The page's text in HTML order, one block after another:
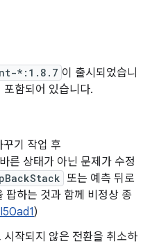
*:1.8.7 이 출시되었습니
포함되어 있습니다.
기 작업 후
른 상태가 아닌 문제가 수정
또는 예측 뒤로
팝하는 것과 함께 비정상 종
I50ad1)
작되지 않은 전환을 취소하